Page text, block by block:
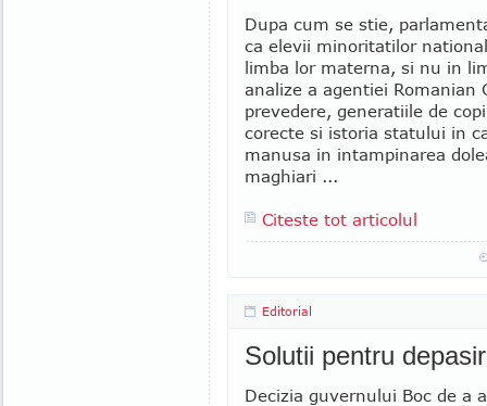
Dupa cum se stie,
ca elevii minoritatilor
limba lor materna, si nu in
analize a agentiei Romanian
prevedere, generatiile de
corecte si istoria statului in
manusa in intampinarea
maghiari ...
Citeste tot articolul
Editorial
Solutii pentru
Decizia guvernului Boc de a